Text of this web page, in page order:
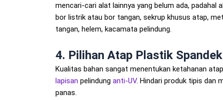
mencari-cari alat lainnya yang belum ada, padahal
bor listrik atau bor tangan, sekrup khusus atap,
tangan, helem, kacamata pelindung.
4. Pilihan Atap Plastik
Kualitas bahan sangat menentukan ketahanan
lapisan pelindung anti-UV. Hindari produk tipis dan
panas.